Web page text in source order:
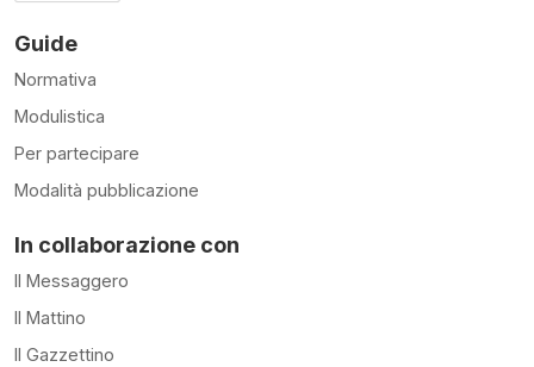
Guide
Normativa
Modulistica
Per partecipare
Modalità pubblicazione
In collaborazione con
Il Messaggero
Il Mattino
Il Gazzettino